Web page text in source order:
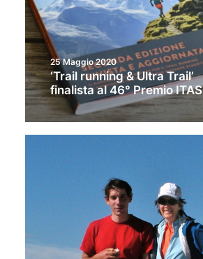
25 Maggio 2020
‘Trail running & Ultra Trail’
finalista al 46° Premio ITAS